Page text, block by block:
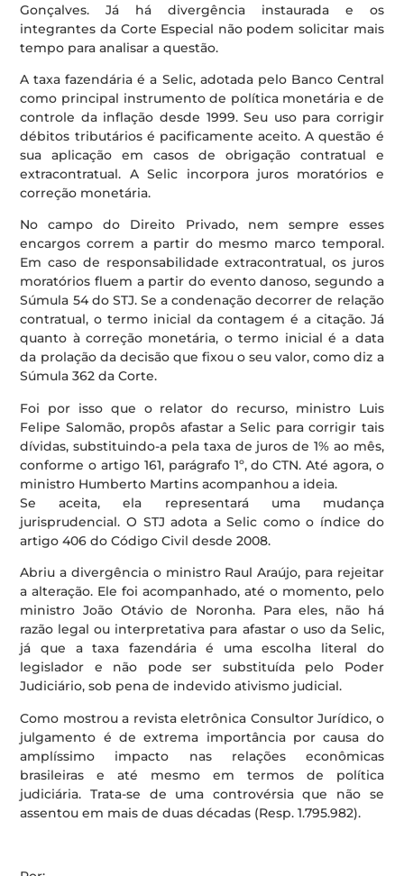
Gonçalves. Já há divergência instaurada e os
integrantes da Corte Especial não podem solicitar mais
tempo para analisar a questão.
A taxa fazendária é a Selic, adotada pelo Banco Central
como principal instrumento de política monetária e de
controle da inflação desde 1999. Seu uso para corrigir
débitos tributários é pacificamente aceito. A questão é
sua aplicação em casos de obrigação contratual e
extracontratual. A Selic incorpora juros moratórios e
correção monetária.
No campo do Direito Privado, nem sempre esses
encargos correm a partir do mesmo marco temporal.
Em caso de responsabilidade extracontratual, os juros
moratórios fluem a partir do evento danoso, segundo a
Súmula 54 do STJ. Se a condenação decorrer de relação
contratual, o termo inicial da contagem é a citação. Já
quanto à correção monetária, o termo inicial é a data
da prolação da decisão que fixou o seu valor, como diz a
Súmula 362 da Corte.
Foi por isso que o relator do recurso, ministro Luis
Felipe Salomão, propôs afastar a Selic para corrigir tais
dívidas, substituindo-a pela taxa de juros de 1% ao mês,
conforme o artigo 161, parágrafo 1º, do CTN. Até agora, o
ministro Humberto Martins acompanhou a ideia.
Se aceita, ela representará uma mudança
jurisprudencial. O STJ adota a Selic como o índice do
artigo 406 do Código Civil desde 2008.
Abriu a divergência o ministro Raul Araújo, para rejeitar
a alteração. Ele foi acompanhado, até o momento, pelo
ministro João Otávio de Noronha. Para eles, não há
razão legal ou interpretativa para afastar o uso da Selic,
já que a taxa fazendária é uma escolha literal do
legislador e não pode ser substituída pelo Poder
Judiciário, sob pena de indevido ativismo judicial.
Como mostrou a revista eletrônica Consultor Jurídico, o
julgamento é de extrema importância por causa do
amplíssimo impacto nas relações econômicas
brasileiras e até mesmo em termos de política
judiciária. Trata-se de uma controvérsia que não se
assentou em mais de duas décadas (Resp. 1.795.982).